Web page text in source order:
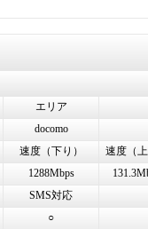
エリア
docomo
速度（下り）
速度（
1288Mbps
SMS対応
○